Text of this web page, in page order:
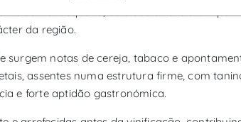
da Ravasqueira, esta casta revela um
da região.
notas de cereja, tabaco e
assentes numa estrutura firme, com
e forte aptidão gastronómica.